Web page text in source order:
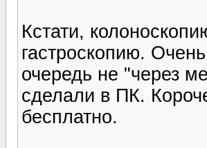
Кстати,
гастроскопию.
очередь не "через
сделали в ПК.
бесплатно.